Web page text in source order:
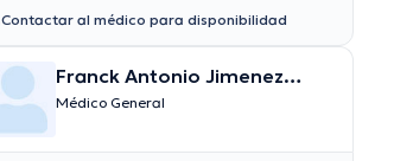
Contactar al médico para disponibilidad
Franck Antonio Jimenez
Salazar
Médico General